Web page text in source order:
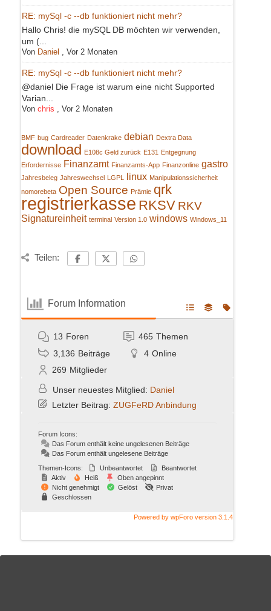
RE: mySql -c --db funktioniert nicht mehr?
Hallo Chris! die mySQL DB möchten wir verwenden,
um (...
Von Daniel Vor 2 Monaten
RE: mySql -c --db funktioniert nicht mehr?
@daniel Die Frage ist warum eine nicht Supported
Varian...
Von chris Vor 2 Monaten
BMF bug Cardreader Datenkrake debian Dextra Data
download E108c Geld zurück E131 Entgegnung
Erfordernisse Finanzamt Finanzamts-App Finanzonline gastro
Jahresbeleg Jahreswechsel LGPL linux Manipulationssicherheit
nomorebeta Open Source Prämie qrk
registrierkasse RKSV RKV
Signatureinheit terminal Version 1.0 windows Windows_11
Teilen:
Forum Information
13 Foren 465 Themen
3,136 Beiträge 4 Online
269 Mitglieder
Unser neuestes Mitglied: Daniel
Letzter Beitrag: ZUGFeRD Anbindung
Forum Icons:
Das Forum enthält keine ungelesenen Beiträge
Das Forum enthält ungelesene Beiträge
Themen-Icons:
Unbeantwortet
Beantwortet
Aktiv
Heiß
Oben angepinnt
Nicht genehmigt
Gelöst
Privat
Geschlossen
Powered by wpForo version 3.1.4